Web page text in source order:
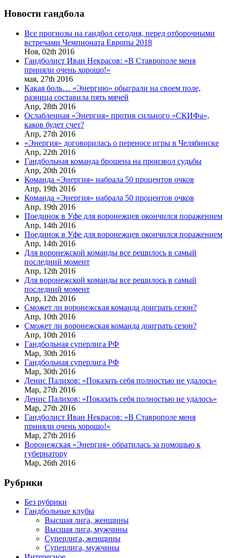
Новости гандбола
Все прогнозы на гандбол сегодня, перед отборочными
встречами Чемпионата Европы 2018
Ноя, 02th 2016
Гандболист Иван Некрасов: «В Ставрополе меня
приняли очень хорошо!»
мая, 27th 2016
Какая боль… «Энергию» обыграли на своем поле,
разница составила пять мячей
Апр, 28th 2016
Ослабленная «Энергия» против сильного «СКИФа»,
каков будет счет?
Апр, 27th 2016
«Энергия» договорилась о переносе игры в Челябинске
Апр, 22th 2016
Гандбольная команда брошена на произвол судьбы
Апр, 20th 2016
Команда «Энергия» набрала 50 процентов очков
Апр, 19th 2016
Команда «Энергия» набрала 50 процентов очков
Апр, 19th 2016
Поединок в Уфе для воронежцев окончился поражением
Апр, 14th 2016
Поединок в Уфе для воронежцев окончился поражением
Апр, 14th 2016
Для воронежской команды все решилось в самый
последний момент
Апр, 12th 2016
Для воронежской команды все решилось в самый
последний момент
Апр, 12th 2016
Сможет ли воронежская команда доиграть сезон?
Апр, 10th 2016
Сможет ли воронежская команда доиграть сезон?
Апр, 10th 2016
Гандбольная суперлига РФ
Мар, 30th 2016
Гандбольная суперлига РФ
Мар, 30th 2016
Денис Палихов: «Показать себя полностью не удалось»
Мар, 27th 2016
Денис Палихов: «Показать себя полностью не удалось»
Мар, 27th 2016
Гандболист Иван Некрасов: «В Ставрополе меня
приняли очень хорошо!»
Мар, 27th 2016
Воронежская «Энергия» обратилась за помощью к
губернатору
Мар, 26th 2016
Рубрики
Без рубрики
Гандбольные клубы
Высшая лига, женщины
Высшая лига, мужчины
Суперлига, женщины
Суперлига, мужчины